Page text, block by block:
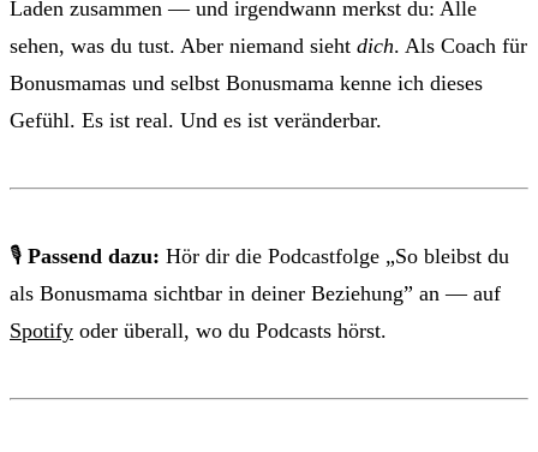
Laden zusammen — und irgendwann merkst du: Alle
sehen, was du tust. Aber niemand sieht dich. Als Coach für
Bonusmamas und selbst Bonusmama kenne ich dieses
Gefühl. Es ist real. Und es ist veränderbar.
🎙 Passend dazu: Hör dir die Podcastfolge „So bleibst du
als Bonusmama sichtbar in deiner Beziehung” an — auf
Spotify oder überall, wo du Podcasts hörst.